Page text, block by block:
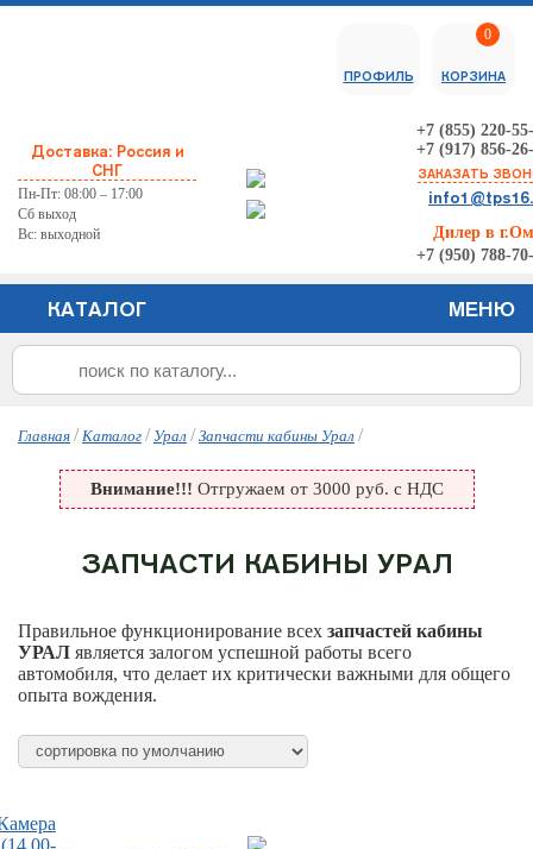
Доставка: Россия и
СНГ
Пн-Пт: 08:00 – 17:00
Сб выход
Вс: выходной
+7 (855) 220-
+7 (917) 856-
ЗАКАЗАТЬ
Дилер в
+7 (950) 788-
ПРОФИЛЬ
0
КОРЗИНА
КАТАЛОГ МЕНЮ
Главная / Каталог / Урал / Запчасти кабины Урал /
Внимание!!! Отгружаем от 3000 руб. с НДС
ЗАПЧАСТИ КАБИНЫ УРАЛ
Правильное функционирование всех запчастей кабины
УРАЛ является залогом успешной работы всего
автомобиля, что делает их критически важными для общего
опыта вождения.